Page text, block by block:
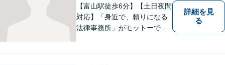
【富山駅徒歩6分】【土日夜間
対応】「身近で、頼りになる
法律事務所」がモットーで
詳細を見
る